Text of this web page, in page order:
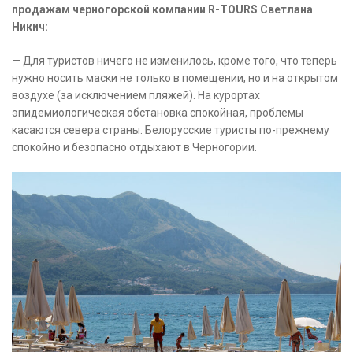
продажам черногорской компании R-TOURS Светлана
Никич:
— Для туристов ничего не изменилось, кроме того, что теперь
нужно носить маски не только в помещении, но и на открытом
воздухе (за исключением пляжей). На курортах
эпидемиологическая обстановка спокойная, проблемы
касаются севера страны. Белорусские туристы по-прежнему
спокойно и безопасно отдыхают в Черногории.